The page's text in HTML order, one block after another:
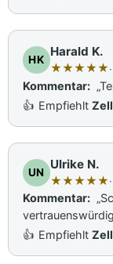
HK
Harald K.
★★★★★
Kommentar:
👍 Empfiehlt
UN
Ulrike N.
★★★★★
Kommentar:
👍 Empfiehlt